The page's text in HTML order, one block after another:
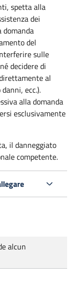
spetta alla
dei
domanda
del
sulle
decidere di
al
ecc.).
alla domanda
esclusivamente
il danneggiato
competente.
alcun